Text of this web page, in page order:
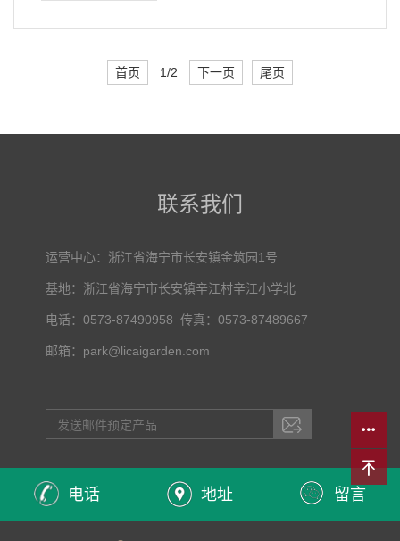
首页 1/2 下一页 尾页
联系我们
运营中心：浙江省海宁市长安镇金筑园1号
基地：浙江省海宁市长安镇辛江村辛江小学北
电话：0573-87490958 传真：0573-87489667
邮箱：park@licaigarden.com
电话 地址 留言